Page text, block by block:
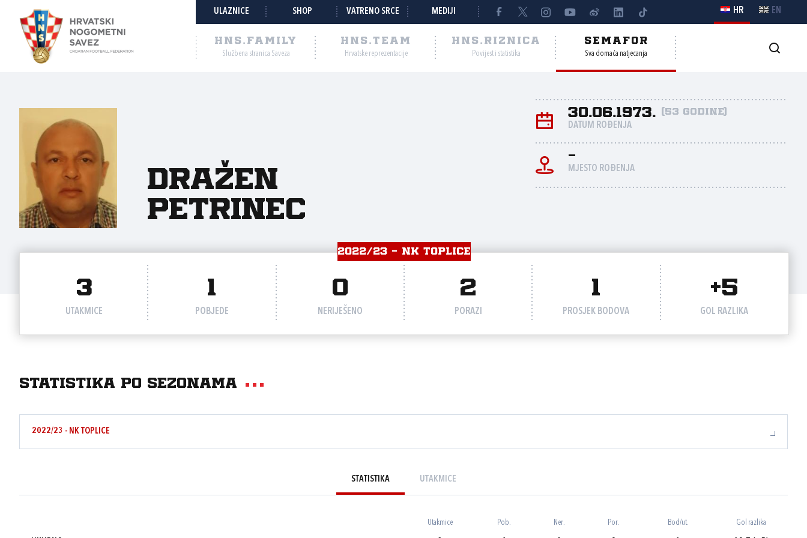
ULAZNICE SHOP VATRENO SRCE MEDIJI HR EN
HNS.FAMILY
Službena stranica Saveza
HNS.TEAM
Hrvatske reprezentacije
HNS.RIZNICA
Povijest i statistika
SEMAFOR
Sva domaća natjecanja
Dražen
Petrinec
30.06.1973. (53 godine)
DATUM ROĐENJA
-
MJESTO ROĐENJA
2022/23 - NK TOPLICE
3
UTAKMICE
1
POBJEDE
0
NERIJEŠENO
2
PORAZI
1
PROSJEK BODOVA
+5
GOL RAZLIKA
Statistika po sezonama
2022/23 - NK TOPLICE
STATISTIKA UTAKMICE
Utakmice Pob. Ner. Por. Bod/ut. Gol razlika